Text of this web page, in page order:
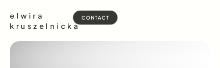
elwira
kruszelnicka
CONTACT